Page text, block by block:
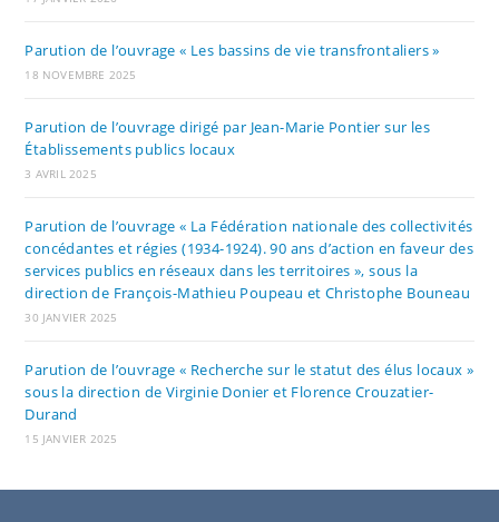
Parution de l’ouvrage « Les bassins de vie transfrontaliers »
18 NOVEMBRE 2025
Parution de l’ouvrage dirigé par Jean-Marie Pontier sur les
Établissements publics locaux
3 AVRIL 2025
Parution de l’ouvrage « La Fédération nationale des collectivités
concédantes et régies (1934-1924). 90 ans d’action en faveur des
services publics en réseaux dans les territoires », sous la
direction de François-Mathieu Poupeau et Christophe Bouneau
30 JANVIER 2025
Parution de l’ouvrage « Recherche sur le statut des élus locaux »
sous la direction de Virginie Donier et Florence Crouzatier-
Durand
15 JANVIER 2025